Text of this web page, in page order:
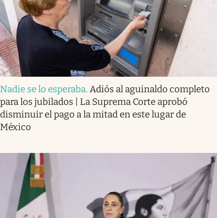
Nadie se lo esperaba. Adiós al aguinaldo completo
para los jubilados | La Suprema Corte aprobó
disminuir el pago a la mitad en este lugar de
México